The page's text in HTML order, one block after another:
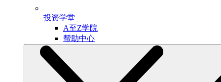
投资学堂
A至Z学院
帮助中心